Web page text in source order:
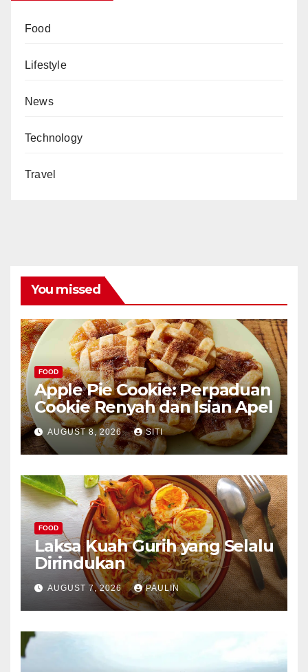
Food
Lifestyle
News
Technology
Travel
You missed
FOOD
Apple Pie Cookie: Perpaduan
Cookie Renyah dan Isian Apel
AUGUST 8, 2026 SITI
FOOD
Laksa Kuah Gurih yang Selalu
Dirindukan
AUGUST 7, 2026 PAULIN